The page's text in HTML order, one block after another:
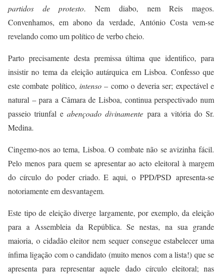
partidos de protesto. Nem diabo, nem Reis magos.
Convenhamos, em abono da verdade, António Costa vem-se
revelando como um político de verbo cheio.
Parto precisamente desta premissa última que identifico, para
insistir no tema da eleição autárquica em Lisboa. Confesso que
este combate político, intenso– como o deveria ser; expectável e
natural – para a Câmara de Lisboa, continua perspectivado num
passeio triunfal eabençoado divinamente para a vitória do Sr.
Medina.
Cingemo-nos ao tema, Lisboa. O combate não se avizinha fácil.
Pelo menos para quem se apresentar ao acto eleitoral à margem
do círculo do poder criado. E aqui, o PPD/PSD apresenta-se
notoriamente em desvantagem.
Este tipo de eleição diverge largamente, por exemplo, da eleição
para a Assembleia da República. Se nestas, na sua grande
maioria, o cidadão eleitor nem sequer consegue estabelecer uma
ínfima ligação com o candidato (muito menos com a lista!) que se
apresenta para representar aquele dado círculo eleitoral; nas